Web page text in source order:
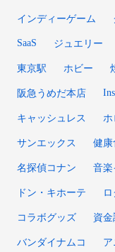
インディーゲーム
SaaS ジュエリー
東京駅 ホビー
阪急うめだ本店
キャッシュレス
サンエックス 健康
名探偵コナン 音楽
ドン・キホーテ
コラボグッズ 資金
バンダイナムコ